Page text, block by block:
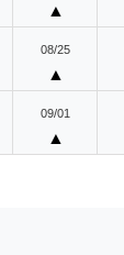
▲
08/25
▲
09/01
▲